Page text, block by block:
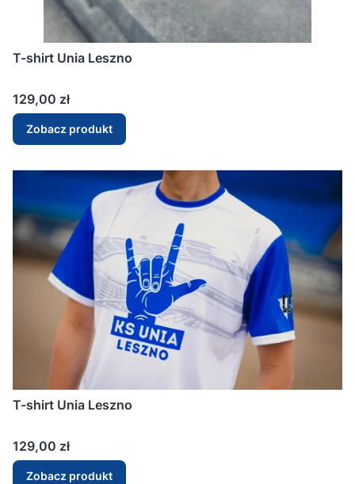
T-shirt Unia Leszno
Cena
129,00 zł
Zobacz produkt
T-shirt Unia Leszno
Cena
129,00 zł
Zobacz produkt